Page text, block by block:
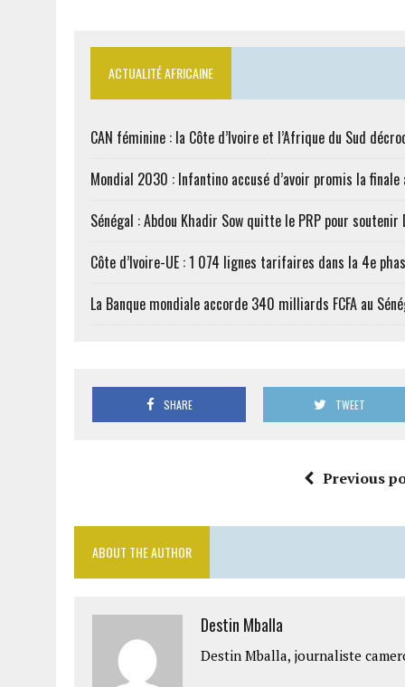
pour…
ACTUALITÉ AFRICAINE
CAN féminine : la Côte d’Ivoire et l’Afrique du Sud
Mondial 2030 : Infantino accusé d’avoir promis la finale
Sénégal : Abdou Khadir Sow quitte le PRP pour soutenir
Côte d’Ivoire-UE : 1 074 lignes tarifaires dans la 4e
La Banque mondiale accorde 340 milliards FCFA au
SHARE TWEET
Previous
ABOUT THE AUTHOR
Destin Mballa
Destin Mballa, journaliste